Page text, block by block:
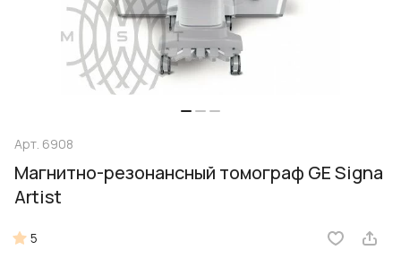
Арт. 6908
Магнитно-резонансный томограф GE Signa
Artist
5